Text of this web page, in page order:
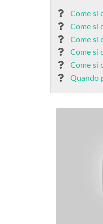
Come si
Come si
Come si
Come si
Come si
Quando